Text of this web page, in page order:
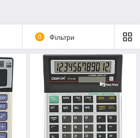
0 Фільтри